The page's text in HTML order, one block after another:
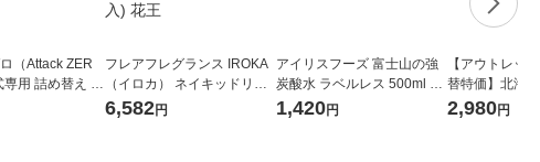
（Attack ZER
用 詰め替え メ
1セット
洗剤 花王
フレアフレグランス IROKA
（イロカ） ネイキッドリリ
ーの香り 柔軟剤 詰め替え 超
特大 1200ml 1セット（5個
6,582円
アイリスフーズ 富士山の強
炭酸水 ラベルレス 500ml 1
箱（24本入）
1,420円
【アウトレッ
替特価】北海
し 無洗米 5kg
米 木徳神糧 オ
2,980円